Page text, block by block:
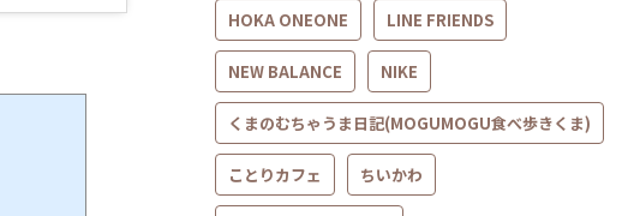
HOKA ONEONE LINE FRIENDS
NEW BALANCE NIKE
くまのむちゃうま日記(MOGUMOGU食べ歩きくま)
ことりカフェ ちいかわ